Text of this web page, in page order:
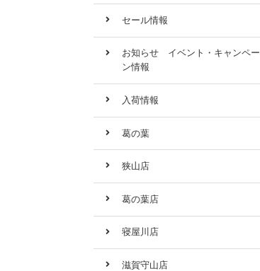
セール情報
お知らせ イベント・キャンペー
ン情報
入荷情報
葛の葉
狭山店
葛の葉店
寝屋川店
滋賀守山店